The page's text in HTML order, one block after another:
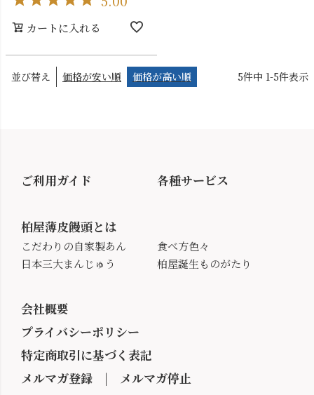
カートに入れる
並び替え 価格が安い順 価格が高い順 5件中 1-5件表示
ご利用ガイド 各種サービス
柏屋薄皮饅頭とは
こだわりの自家製あん
日本三大まんじゅう
食べ方色々
柏屋誕生ものがたり
会社概要
プライバシーポリシー
特定商取引に基づく表記
メルマガ登録 | メルマガ停止